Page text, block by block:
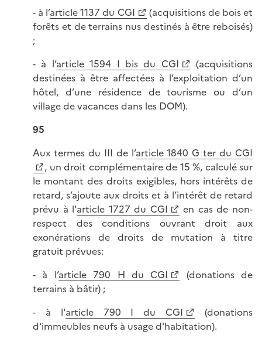
- à l’article 1137 du CGI
(acquisitions de bois et
forêts et de terrains nus destinés à être reboisés)
;
- à l’article 1594 I bis du CGI
(acquisitions
destinées à être affectées à l’exploitation d’un
hôtel, d’une résidence de tourisme ou d’un
village de vacances dans les DOM).
95
Aux termes du III de l’article 1840 G ter du CGI
, un droit complémentaire de 15 %, calculé sur
le montant des droits exigibles, hors intérêts de
retard, s’ajoute aux droits et à l’intérêt de retard
prévu à l'article 1727 du CGI
en cas de non-
respect des conditions ouvrant droit aux
exonérations de droits de mutation à titre
gratuit prévues:
- à l’article 790 H du CGI
(donations de
terrains à bâtir) ;
- à l'article 790 I du CGI
(donations
d'immeubles neufs à usage d'habitation).